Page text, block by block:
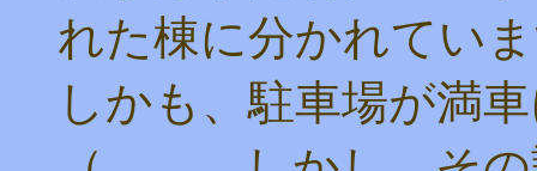
れた棟に分かれてい
しかも、駐車場が満